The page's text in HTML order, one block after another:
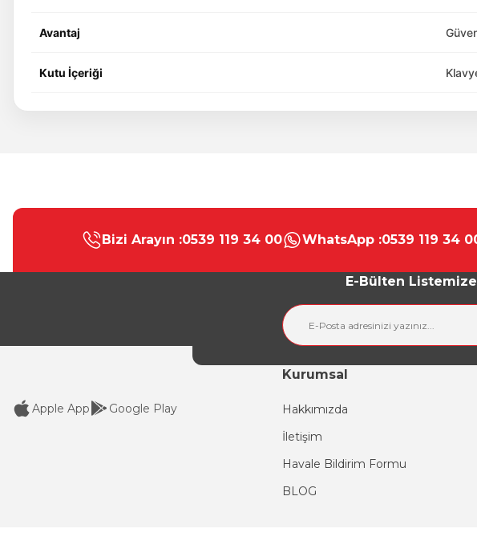
Avantaj
Kutu İçeriği
Görüş ve önerileriniz için teşekkür ederiz.
Ürün resmi kalitesiz, bozuk veya görüntülenemiyor.
Ürün açıklamasında eksik bilgiler bulunuyor.
Bizi Arayın :0539 119 34 00 WhatsApp :0539 119 34
E-Bülten
Apple App Google Play
Kurumsal
Hakkımızda
İletişim
Havale Bildirim Formu
BLOG